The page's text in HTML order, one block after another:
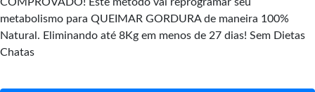
metabolismo para QUEIMAR GORDURA de maneira 100%
Natural. Eliminando até 8Kg em menos de 27 dias! Sem Dietas
Chatas